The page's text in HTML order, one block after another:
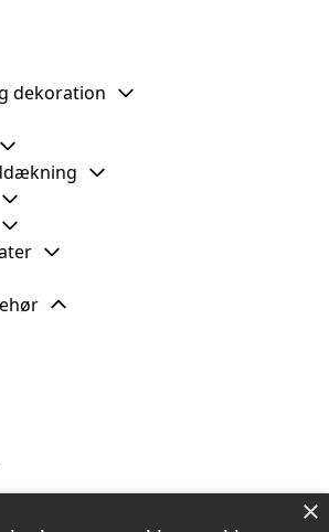
dekoration
×